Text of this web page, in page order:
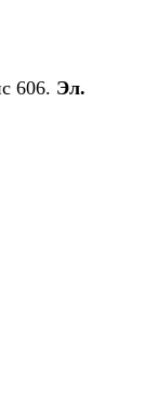
606. Эл.